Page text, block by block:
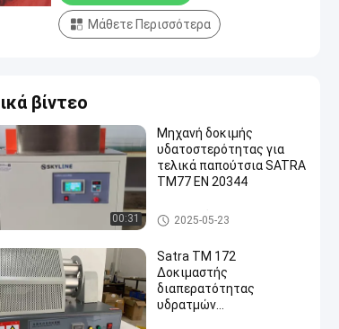
Μάθετε Περισσότερα
βίντεο
00:31
Μηχανή δοκιμής
υδατοστερότητας για
τελικά παπούτσια SATRA
TM77 EN 20344
Εξοπλισμός δοκιμής υποδημ
άτων
2025-05-23
Satra TM 172
Δοκιμαστής
διαπερατότητας
υδρατμών